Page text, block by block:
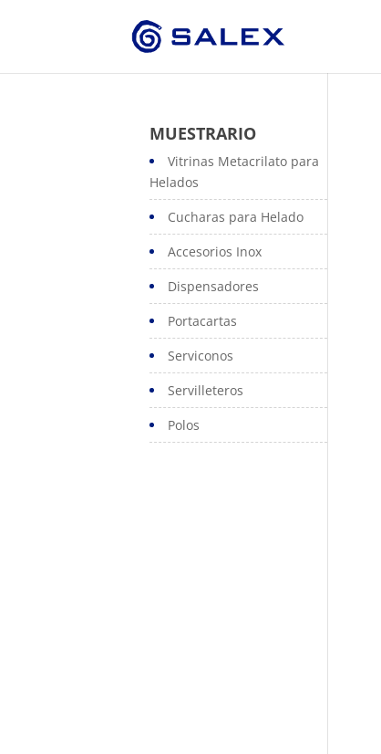
MUESTRARIO
Vitrinas Metacrilato para
Helados
Cucharas para Helado
Accesorios Inox
Dispensadores
Portacartas
Serviconos
Servilleteros
Polos